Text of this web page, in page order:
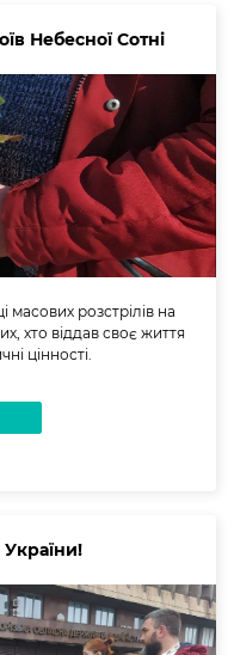
Небесної Сотні
масових розстрілів на
хто віддав своє життя
цінності.